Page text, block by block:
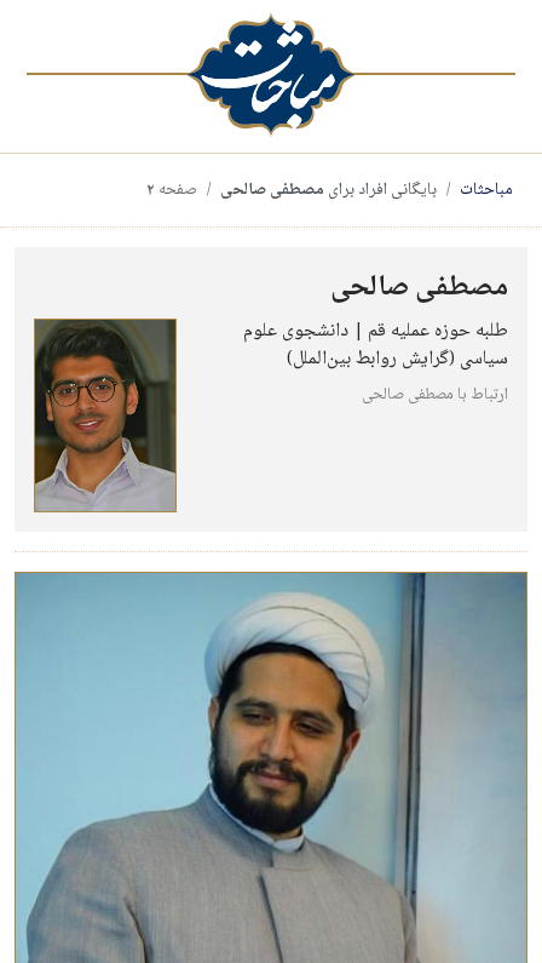
مباحثات بایگانی افراد برای مصطفی صالحی صفحه ۲
مصطفی صالحی
طلبه حوزه عملیه قم | دانشجوی علوم
سیاسی (گرایش روابط بین‌الملل)
ارتباط با مصطفی صالحی